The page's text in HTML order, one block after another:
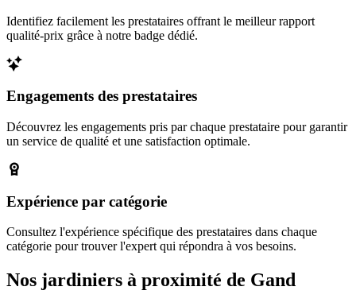
Identifiez facilement les prestataires offrant le meilleur rapport
qualité-prix grâce à notre badge dédié.
Engagements des prestataires
Découvrez les engagements pris par chaque prestataire pour garantir
un service de qualité et une satisfaction optimale.
Expérience par catégorie
Consultez l'expérience spécifique des prestataires dans chaque
catégorie pour trouver l'expert qui répondra à vos besoins.
Nos jardiniers à proximité de Gand